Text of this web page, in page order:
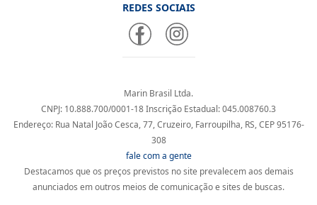
REDES SOCIAIS
Marin Brasil Ltda.
CNPJ: 10.888.700/0001-18 Inscrição Estadual: 045.008760.3
Endereço: Rua Natal João Cesca, 77, Cruzeiro, Farroupilha, RS, CEP 95176-
308
fale com a gente
Destacamos que os preços previstos no site prevalecem aos demais
anunciados em outros meios de comunicação e sites de buscas.